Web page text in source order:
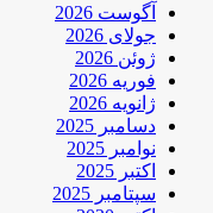
آگوست 2026
جولای 2026
ژوئن 2026
فوریه 2026
ژانویه 2026
دسامبر 2025
نوامبر 2025
اکتبر 2025
سپتامبر 2025